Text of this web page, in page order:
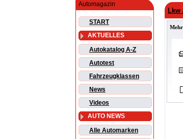
Automagazin
START
AKTUELLES
Autokatalog A-Z
Autotest
Fahrzeugklassen
News
Videos
AUTO NEWS
Alle Automarken
Lkw